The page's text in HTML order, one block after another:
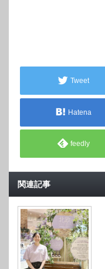
Tweet
Hatena
feedly
関連記事